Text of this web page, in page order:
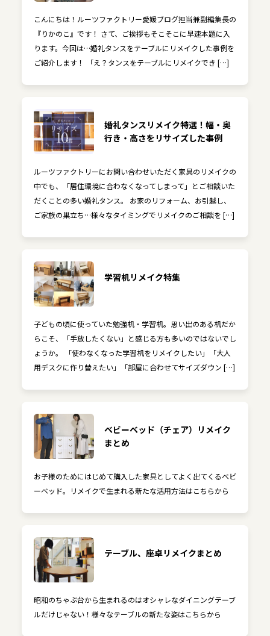
こんにちは！ルーツファクトリー愛媛ブログ担当兼副編集長の
『りかのこ』です！ さて、ご挨拶もそこそこに早速本題に入
ります。今回は…婚礼タンスをテーブルにリメイクした事例を
ご紹介します！ 「え？タンスをテーブルにリメイクでき […]
婚礼タンスリメイク特選！幅・奥
行き・高さをリサイズした事例
ルーツファクトリーにお問い合わせいただく家具のリメイクの
中でも、「居住環境に合わなくなってしまって」とご相談いた
だくことの多い婚礼タンス。 お家のリフォーム、お引越し、
ご家族の巣立ち…様々なタイミングでリメイクのご相談を […]
学習机リメイク特集
子どもの頃に使っていた勉強机・学習机。思い出のある机だか
らこそ、「手放したくない」と感じる方も多いのではないでし
ょうか。 「使わなくなった学習机をリメイクしたい」「大人
用デスクに作り替えたい」「部屋に合わせてサイズダウン […]
ベビーベッド（チェア）リメイク
まとめ
お子様のためにはじめて購入した家具としてよく出てくるベビ
ーベッド。リメイクで生まれる新たな活用方法はこちらから
テーブル、座卓リメイクまとめ
昭和のちゃぶ台から生まれるのはオシャレなダイニングテーブ
ルだけじゃない！様々なテーブルの新たな姿はこちらから